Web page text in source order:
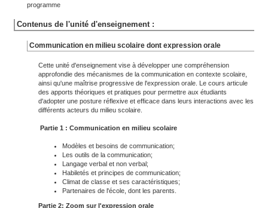
programme
Contenus de l'unité d'enseignement :
Communication en milieu scolaire dont expression orale
Cette unité d'enseignement vise à développer une compréhension
approfondie des mécanismes de la communication en contexte scolaire,
ainsi qu'une maîtrise progressive de l'expression orale. Le cours articule
des apports théoriques et pratiques pour permettre aux étudiants
d'adopter une posture réflexive et efficace dans leurs interactions avec les
différents acteurs du milieu scolaire.
Partie 1 : Communication en milieu scolaire
Modèles et besoins de communication;
Les outils de la communication;
Langage verbal et non verbal;
Habiletés et principes de communication;
Climat de classe et ses caractéristiques;
Partenaires de l'école, dont les parents.
Partie 2: Zoom sur l'expression orale